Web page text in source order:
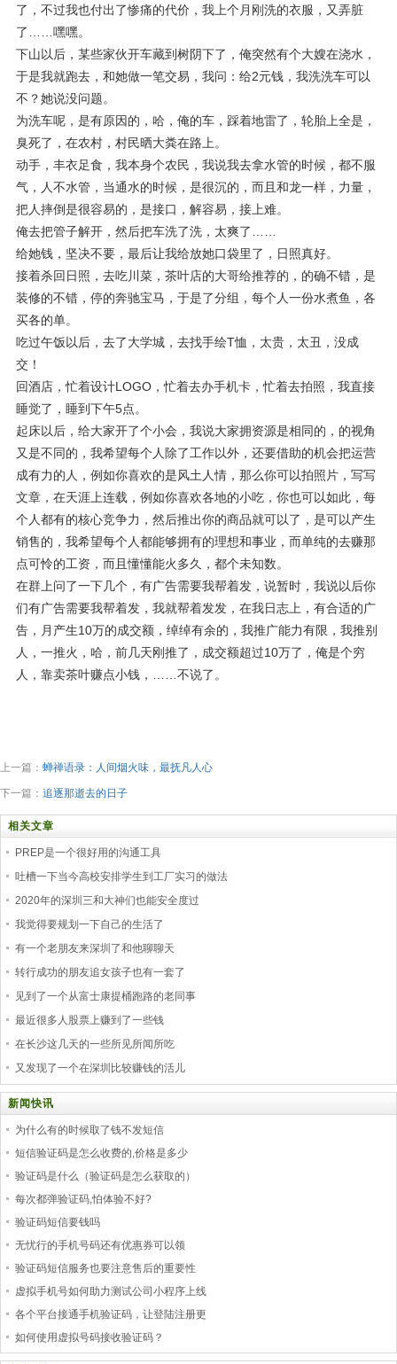
了，不过我也付出了惨痛的代价，我上个月刚洗的衣服，又弄脏
了……嘿嘿。
下山以后，某些家伙开车藏到树阴下了，俺突然有个大嫂在浇水，
于是我就跑去，和她做一笔交易，我问：给2元钱，我洗洗车可以
不？她说没问题。
为洗车呢，是有原因的，哈，俺的车，踩着地雷了，轮胎上全是，
臭死了，在农村，村民晒大粪在路上。
动手，丰衣足食，我本身个农民，我说我去拿水管的时候，都不服
气，人不水管，当通水的时候，是很沉的，而且和龙一样，力量，
把人摔倒是很容易的，是接口，解容易，接上难。
俺去把管子解开，然后把车洗了洗，太爽了……
给她钱，坚决不要，最后让我给放她口袋里了，日照真好。
接着杀回日照，去吃川菜，茶叶店的大哥给推荐的，的确不错，是
装修的不错，停的奔驰宝马，于是了分组，每个人一份水煮鱼，各
买各的单。
吃过午饭以后，去了大学城，去找手绘T恤，太贵，太丑，没成
交！
回酒店，忙着设计LOGO，忙着去办手机卡，忙着去拍照，我直接
睡觉了，睡到下午5点。
起床以后，给大家开了个小会，我说大家拥资源是相同的，的视角
又是不同的，我希望每个人除了工作以外，还要借助的机会把运营
成有力的人，例如你喜欢的是风土人情，那么你可以拍照片，写写
文章，在天涯上连载，例如你喜欢各地的小吃，你也可以如此，每
个人都有的核心竞争力，然后推出你的商品就可以了，是可以产生
销售的，我希望每个人都能够拥有的理想和事业，而单纯的去赚那
点可怜的工资，而且懂懂能火多久，都个未知数。
在群上问了一下几个，有广告需要我帮着发，说暂时，我说以后你
们有广告需要我帮着发，我就帮着发发，在我日志上，有合适的广
告，月产生10万的成交额，绰绰有余的，我推广能力有限，我推别
人，一推火，哈，前几天刚推了，成交额超过10万了，俺是个穷
人，靠卖茶叶赚点小钱，……不说了。
上一篇： 蝉禅语录：人间烟火味，最抚凡人心
下一篇： 追逐那逝去的日子
相关文章
PREP是一个很好用的沟通工具
吐槽一下当今高校安排学生到工厂实习的做法
2020年的深圳三和大神们也能安全度过
我觉得要规划一下自己的生活了
有一个老朋友来深圳了和他聊聊天
转行成功的朋友追女孩子也有一套了
见到了一个从富士康提桶跑路的老同事
最近很多人股票上赚到了一些钱
在长沙这几天的一些所见所闻所吃
又发现了一个在深圳比较赚钱的活儿
新闻快讯
为什么有的时候取了钱不发短信
短信验证码是怎么收费的,价格是多少
验证码是什么（验证码是怎么获取的）
每次都弹验证码,怕体验不好?
验证码短信要钱吗
无忧行的手机号码还有优惠券可以领
验证码短信服务也要注意售后的重要性
虚拟手机号如何助力测试公司小程序上线
各个平台接通手机验证码，让登陆注册更
如何使用虚拟号码接收验证码？